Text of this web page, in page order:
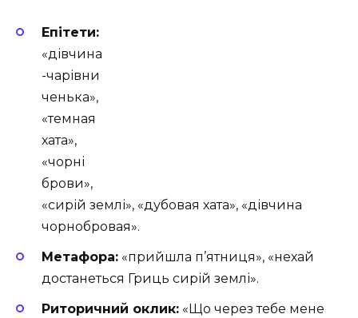
Епітети:
«дівчина
-чарівни
ченька»,
«темная
хата»,
«чорні
брови»,
«сирій землі», «дубовая хата», «дівчина
чорнобровая».
Метафора: «прийшла п’ятниця», «нехай
достанеться Гриць сирій землі».
Риторичний оклик: «Що через тебе мене